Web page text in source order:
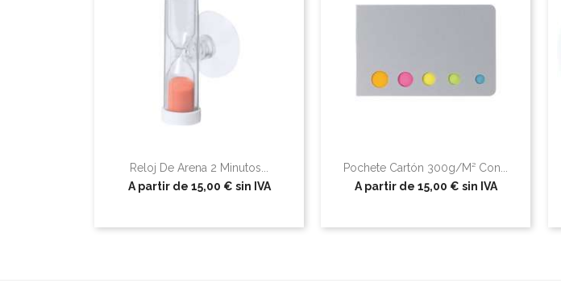
Reloj De Arena 2 Minutos...
A partir de 15,00 € sin IVA
Pochete Cartón 300g/m² Con...
A partir de 15,00 € sin IVA